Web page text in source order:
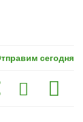
сегодня